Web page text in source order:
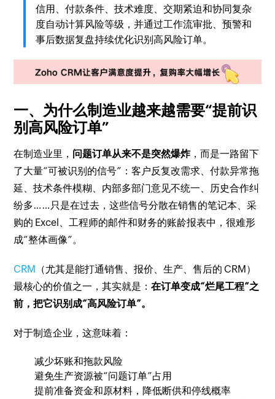
信用、付款条件、技术难度、交期紧迫和协同复杂
度自动计算风险等级，并通过工作流审批、预警和
事后数据复盘持续优化识别高风险订单。
一、为什么制造业越来越需要“提前识
别高风险订单”
在制造业里， 问题订单从来不是突然爆炸，而是一路留下
了大量“可被识别的信号”：客户反复改需求、付款异常拖
延、技术条件模糊、内部多部门意见不统一、历史合作纠
纷多……只是在过去，这些信号分散在销售的笔记本、采
购的 Excel、工程师的邮件和财务的账龄报表中，很难形
成“整体画像”。
CRM
（尤其是能打通销售、报价、生产、售后的 CRM）
最核心的价值之一，其实就是：在订单变成“烂尾工程”之
前，把它识别成“高风险订单”。
对于制造企业，这意味着：
减少坏账和拖款风险
避免生产资源被“问题订单”占用
提前准备资金和原材料，降低断供和停线概率